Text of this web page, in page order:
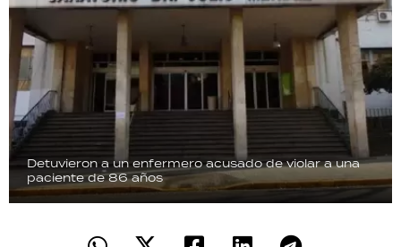
Detuvieron a un enfermero acusado de violar a una
paciente de 86 años
HORÓSCOPO
Seguinos